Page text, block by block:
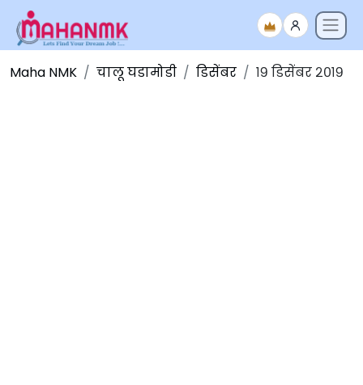
Maha NMK चालू घडामोडी डिसेंबर १९ डिसेंबर २०१९